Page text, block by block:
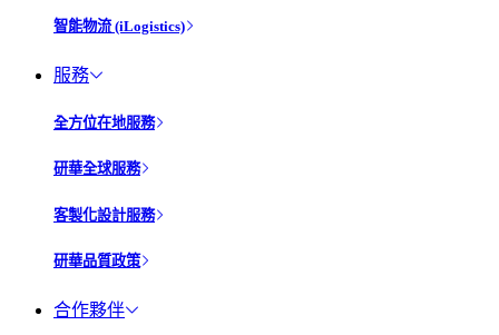
智能物流 (iLogistics)
服務
全方位在地服務
研華全球服務
客製化設計服務
研華品質政策
合作夥伴